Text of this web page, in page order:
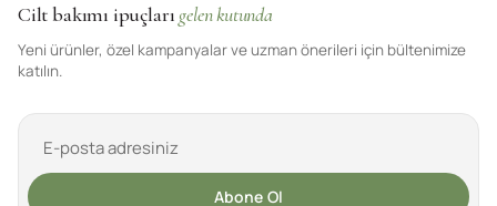
Cilt bakımı ipuçları gelen kutunda
Yeni ürünler, özel kampanyalar ve uzman önerileri için bültenimize
katılın.
Abone Ol